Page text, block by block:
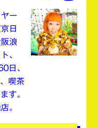
ー
日
浪
、
日、
喫茶
す。
。